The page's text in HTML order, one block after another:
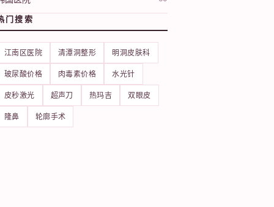
门搜索
江南区医院 清潭洞整形 明洞皮肤科
玻尿酸价格 肉毒素价格 水光针
皮秒激光 超声刀 热玛吉 双眼皮
隆鼻 轮廓手术